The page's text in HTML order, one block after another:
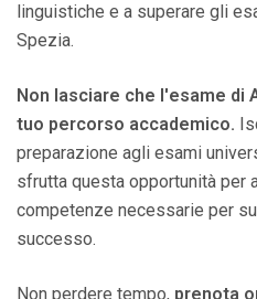
linguistiche e a superare gli
Spezia.
Non lasciare che l'esame di
tuo percorso accademico.
preparazione agli esami
sfrutta questa opportunità per
competenze necessarie per
successo.
Non perdere tempo, prenota